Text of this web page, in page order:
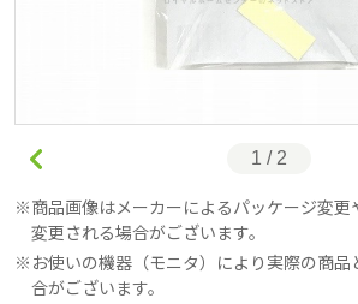
1 / 2
商品画像はメーカーによるパッケージ変更
変更される場合がございます。
お使いの機器（モニタ）により実際の商
合がございます。